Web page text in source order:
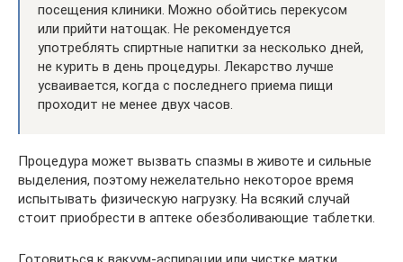
посещения клиники. Можно обойтись перекусом
или прийти натощак. Не рекомендуется
употреблять спиртные напитки за несколько дней,
не курить в день процедуры. Лекарство лучше
усваивается, когда с последнего приема пищи
проходит не менее двух часов.
Процедура может вызвать спазмы в животе и сильные
выделения, поэтому нежелательно некоторое время
испытывать физическую нагрузку. На всякий случай
стоит приобрести в аптеке обезболивающие таблетки.